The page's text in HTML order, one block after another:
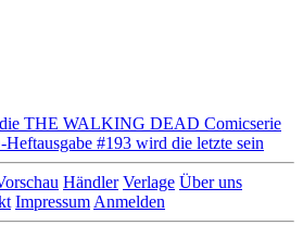
THE WALKING DEAD Comicserie
#193 wird die letzte sein
Händler Verlage Über uns
Impressum Anmelden